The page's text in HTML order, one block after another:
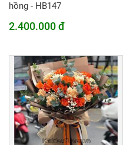
hồng - HB147
2.400.000 đ